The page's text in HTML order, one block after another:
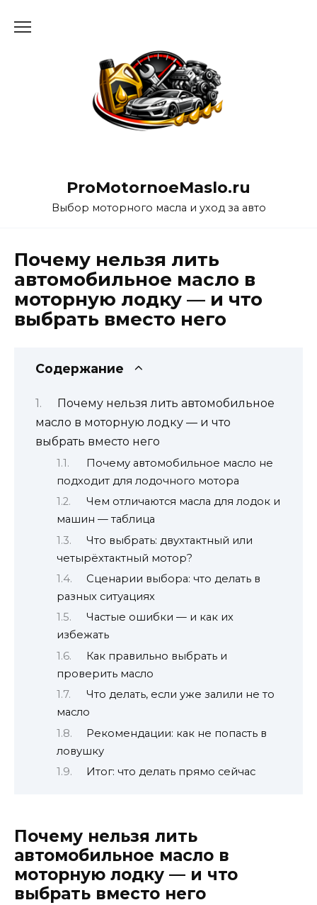
ProMotornoeMaslo.ru
Выбор моторного масла и уход за авто
Почему нельзя лить
автомобильное масло в
моторную лодку — и что
выбрать вместо него
Содержание
Почему нельзя лить автомобильное
масло в моторную лодку — и что
выбрать вместо него
Почему автомобильное масло не
подходит для лодочного мотора
Чем отличаются масла для лодок и
машин — таблица
Что выбрать: двухтактный или
четырёхтактный мотор?
Сценарии выбора: что делать в
разных ситуациях
Частые ошибки — и как их
избежать
Как правильно выбрать и
проверить масло
Что делать, если уже залили не то
масло
Рекомендации: как не попасть в
ловушку
Итог: что делать прямо сейчас
Почему нельзя лить
автомобильное масло в
моторную лодку — и что
выбрать вместо него